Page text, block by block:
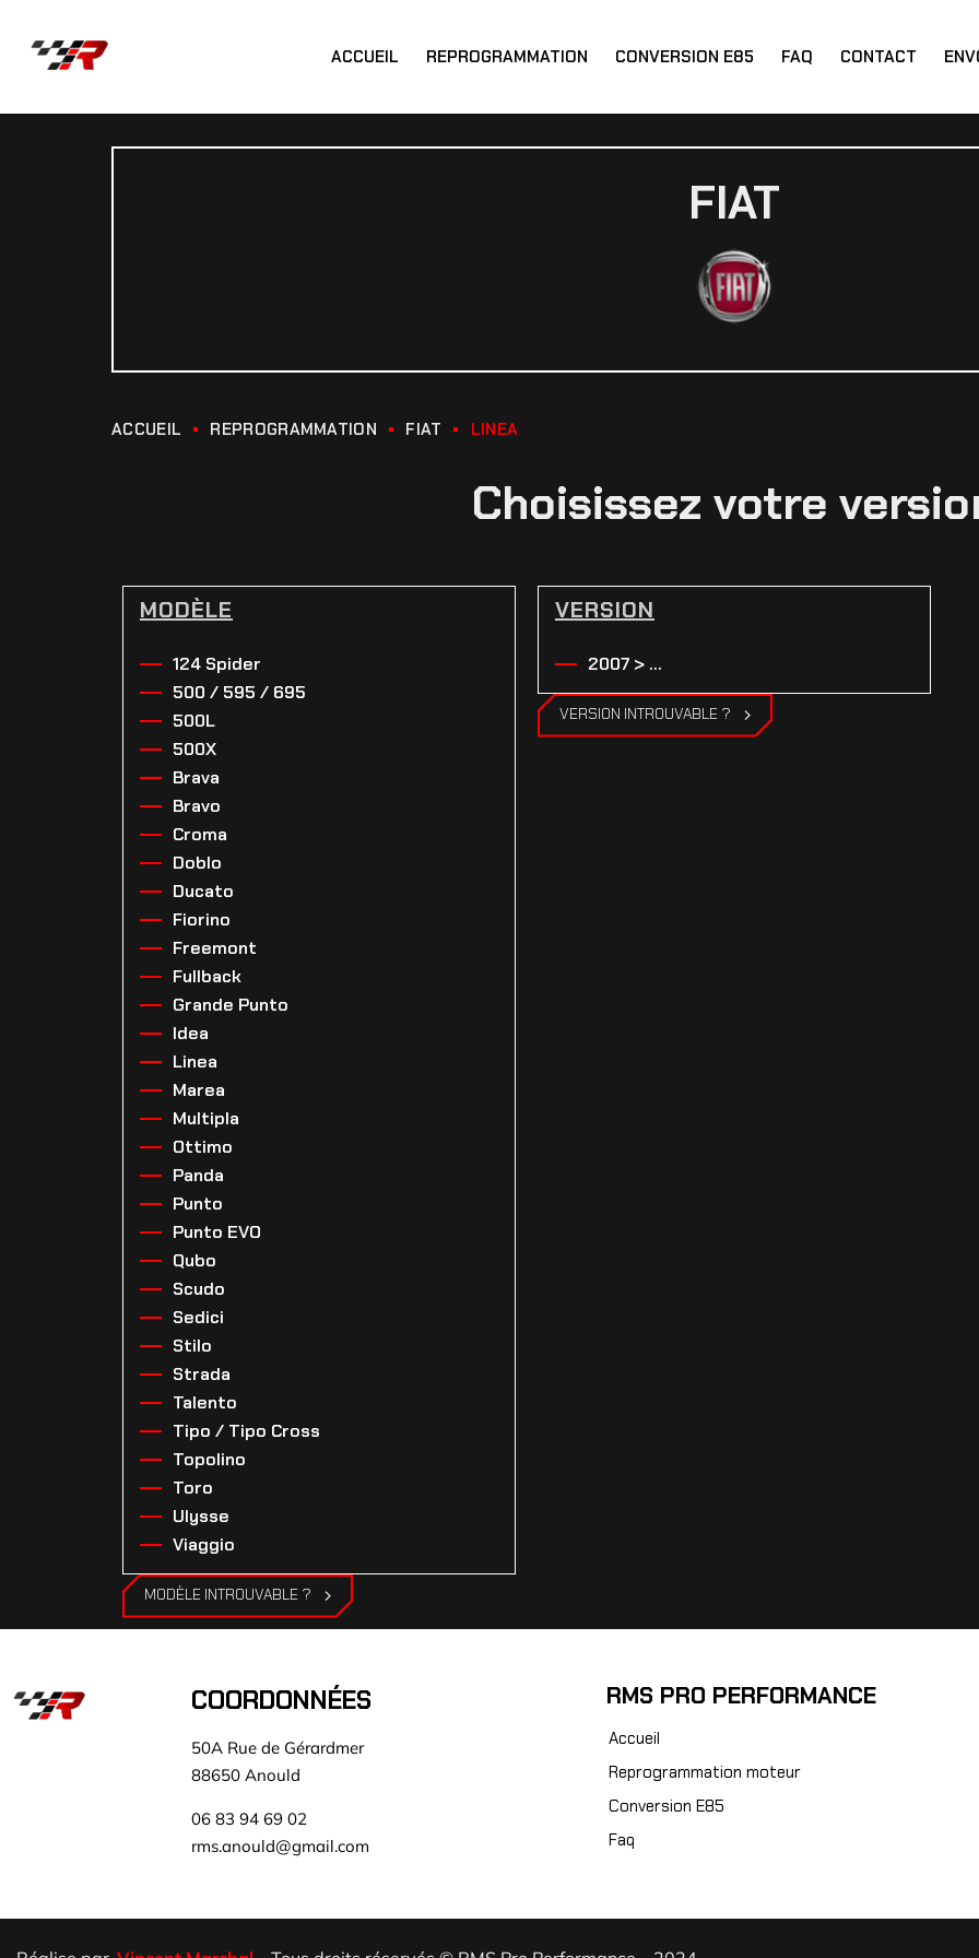
ACCUEIL REPROGRAMMATION CONVERSION E85 FAQ CONTACT
FIAT
ACCUEIL REPROGRAMMATION FIAT LINEA
Choisissez votre
MODÈLE
124 Spider
500 / 595 / 695
500L
500X
Brava
Bravo
Croma
Doblo
Ducato
Fiorino
Freemont
Fullback
Grande Punto
Idea
Linea
Marea
Multipla
Ottimo
Panda
Punto
Punto EVO
Qubo
Scudo
Sedici
Stilo
Strada
Talento
Tipo / Tipo Cross
Topolino
Toro
Ulysse
Viaggio
MODÈLE INTROUVABLE ?
VERSION
2007 > ...
VERSION INTROUVABLE ?
COORDONNÉES
50A Rue de Gérardmer
88650 Anould
06 83 94 69 02
rms.anould@gmail.com
RMS PRO PERFORMANCE
Accueil
Reprogrammation moteur
Conversion E85
Faq